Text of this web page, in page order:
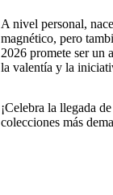
A nivel personal,
magnético, pero
2026 promete ser un
la valentía y la
¡Celebra la llegada
colecciones más